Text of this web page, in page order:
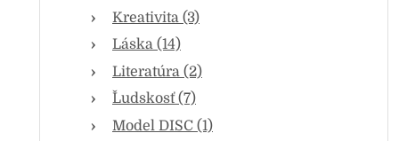
Kreativita (3)
Láska (14)
Literatúra (2)
Ľudskosť (7)
Model DISC (1)